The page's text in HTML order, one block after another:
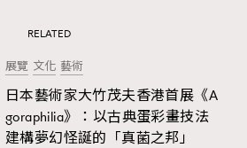
RELATED
展覽 文化 藝術
日本藝術家大竹茂夫香港首展《A
goraphilia》：以古典蛋彩畫技法
建構夢幻怪誕的「真菌之邦」